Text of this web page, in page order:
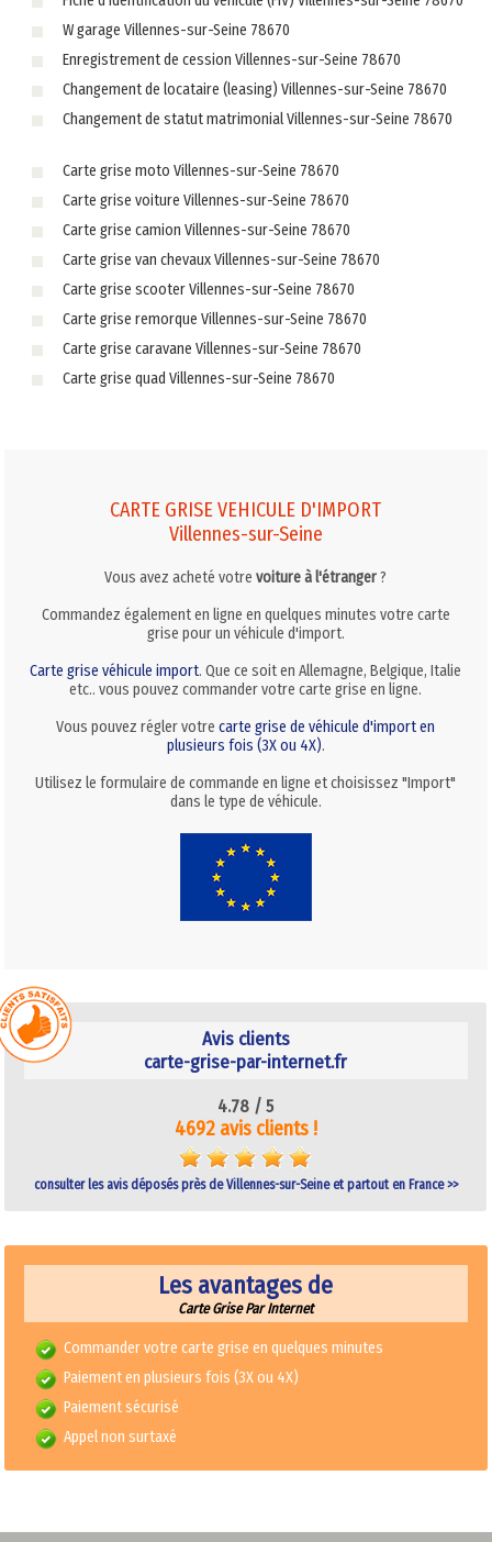
W garage Villennes-sur-Seine 78670
Enregistrement de cession Villennes-sur-Seine 78670
Changement de locataire (leasing) Villennes-sur-Seine 78670
Changement de statut matrimonial Villennes-sur-Seine 78670
Carte grise moto Villennes-sur-Seine 78670
Carte grise voiture Villennes-sur-Seine 78670
Carte grise camion Villennes-sur-Seine 78670
Carte grise van chevaux Villennes-sur-Seine 78670
Carte grise scooter Villennes-sur-Seine 78670
Carte grise remorque Villennes-sur-Seine 78670
Carte grise caravane Villennes-sur-Seine 78670
Carte grise quad Villennes-sur-Seine 78670
CARTE GRISE VEHICULE D'IMPORT
Villennes-sur-Seine
Vous avez acheté votrevoiture à l'étranger?
Commandez également en ligne en quelques minutes votre carte
grise pour un véhicule d'import.
Carte grise véhicule import. Que ce soit en Allemagne, Belgique, Italie
etc.. vous pouvez commander votre carte grise en ligne.
Vous pouvez régler votrecarte grise de véhicule d'import en
plusieurs fois (3X ou 4X).
Utilisez le formulaire de commande en ligne et choisissez "Import"
dans le type de véhicule.
Avis clients
carte-grise-par-internet.fr
4.78 /5
4692 avis clients !
consulter les avis déposés près de Villennes-sur-Seine et partout en France >>
Les avantages de
Carte Grise Par Internet
Commander votre carte grise en quelques minutes
Paiement en plusieurs fois (3X ou 4X)
Paiement sécurisé
Appel non surtaxé